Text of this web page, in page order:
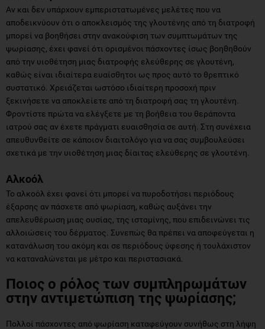
Αν και δεν υπάρχουν εμπεριστατωμένες μελέτες που να
αποδεικνύουν ότι ο αποκλεισμός της γλουτένης από τη διατροφή
μπορεί να βοηθήσει στην ανακούφιση των συμπτωμάτων της
ψωρίασης, έχει φανεί ότι ορισμένοι πάσχοντες ίσως βοηθηθούν
από την υιοθέτηση μιας διατροφής ελεύθερης σε γλουτένη,
καθώς είναι ιδιαίτερα ευαίσθητοι ως προς αυτό το θρεπτικό
συστατικό. Χρειάζεται ωστόσο ιδιαίτερη προσοχή πριν
ξεκινήσετε να αποκλείετε από τη διατροφή σας τη γλουτένη.
Φροντίστε πρώτα να ελέγξετε με τη βοήθεια του θεράποντα
ιατρού σας αν έχετε πράγματι ευαισθησία σε αυτή. Στη συνέχεια
απευθυνθείτε σε κάποιον διαιτολόγο για να σας συμβουλεύσει
σχετικά με την υιοθέτηση μιας δίαιτας ελεύθερης σε γλουτένη.
Αλκοόλ
Το αλκοόλ έχει φανεί ότι μπορεί να πυροδοτήσει περιόδους
έξαρσης αν πάσχετε από ψωρίαση, καθώς αυξάνει την
απελευθέρωση μιας ουσίας, της ισταμίνης, που επιδεινώνει τις
αλλοιώσεις του δέρματος. Συνεπώς θα πρέπει να αποφεύγεται η
κατανάλωση του ακόμη και σε περιόδους ύφεσης ή τουλάχιστον
να καταναλώνεται με μέτρο και περιστασιακά.
Ποιος ο ρόλος των συμπληρωμάτων
στην αντιμετώπιση της ψωρίασης;
Πολλοί πάσχοντες από ψωρίαση καταφεύγουν συνήθως στη λήψη